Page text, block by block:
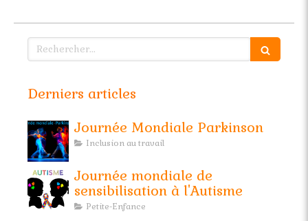
Rechercher
Derniers articles
Journée Mondiale Parkinson
Inclusion au travail
Journée mondiale de
sensibilisation à l'Autisme
Petite-Enfance